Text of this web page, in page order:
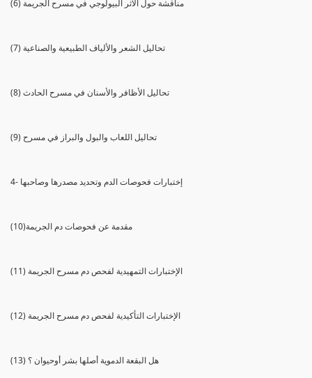
(6) مناقشة حول الآثر البيولوجي في مسرح الجريمة
(7) تحاليل الشعر والألياف الطبيعية والصناعية
(8) تحاليل الأظافر والأسنان في مسرح الحادث
(9) تحاليل اللعاب والبول والبراز في مسرح
4- إختبارات فحوصات الدم وتحديد مصدرها وصاحبها
(10)مقدمة عن فحوصات دم الجريمة
(11) الإختبارات التمهيدية لفحص دم مسرح الجريمة
(12) الإختبارات التأكيدية لفحص دم مسرح الجريمة
(13) هل البقعة الدموية أصلها بشر أوحيوان ؟